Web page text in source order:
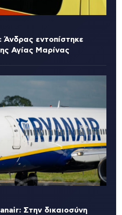
εντοπίστηκε
Αγίας Μαρίνας
Στην δικαιοσύνη